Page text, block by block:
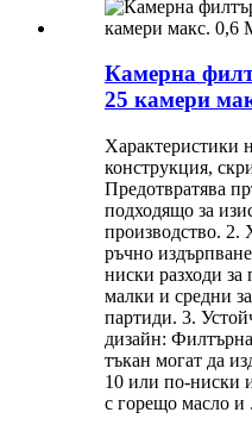
Камерна
25 камери
Характеристики
конструкция,
Предотвратява
подходящо за
производство. 2.
ръчно
ниски разходи
малки и средни
партиди. 3.
дизайн:
тъкан могат да
10 или по-ниски
с горещо масло и